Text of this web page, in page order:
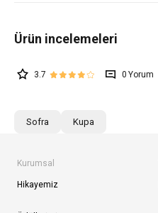
3.7 0
Sofra Kupa
Kurumsal
Hikayemiz